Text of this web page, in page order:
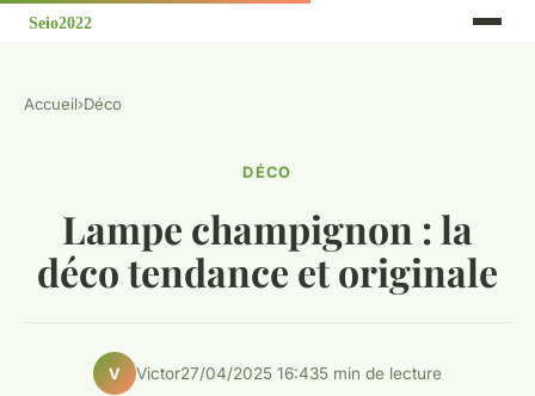
Accueil›Déco
DÉCO
Lampe champignon : la
déco tendance et originale
V Victor27/04/2025 16:435 min de lecture